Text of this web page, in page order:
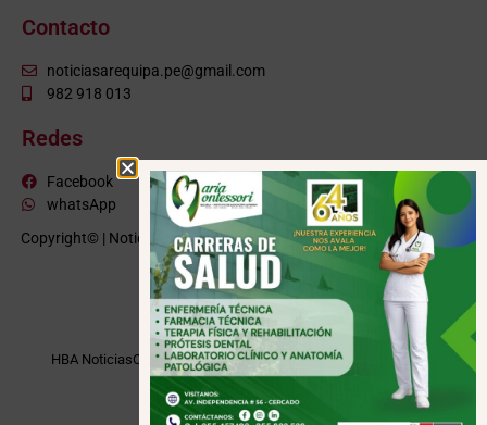
Contacto
noticiasarequipa.pe@gmail.com
982 918 013
Redes
Facebook
whatsApp
Copyright© | NoticiasArequipa.pe | Grupo HBA Noticias| Todos los
derechos reservados
VISITE TAMBIÉN
HBA NoticiasCusco InformaMoquegua Noticias Tacna Noticias
Puno Noticias